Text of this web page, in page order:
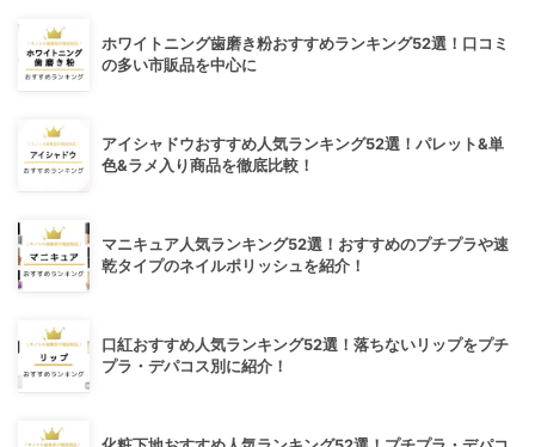
ホワイトニング歯磨き粉おすすめランキング52選！口コミ
の多い市販品を中心に
アイシャドウおすすめ人気ランキング52選！パレット&単
色&ラメ入り商品を徹底比較！
マニキュア人気ランキング52選！おすすめのプチプラや速
乾タイプのネイルポリッシュを紹介！
口紅おすすめ人気ランキング52選！落ちないリップをプチ
プラ・デパコス別に紹介！